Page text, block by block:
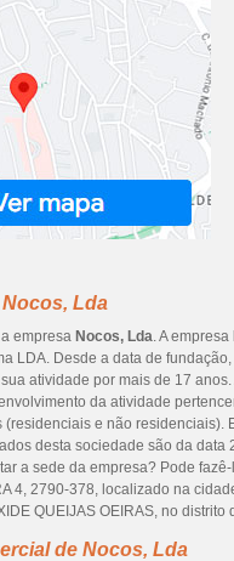
Lda
empresa Nocos, Lda. A empresa
LDA. Desde a data de
atividade por mais de 17 anos.
da atividade
e não residenciais).
desta sociedade são da data
a sede da empresa? Pode
4, 2790-378, localizado na
QUEIJAS OEIRAS, no distrito
de Nocos, Lda